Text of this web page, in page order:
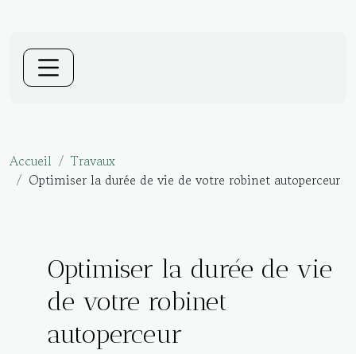
Accueil
Travaux
Optimiser la durée de vie de votre robinet autoperceur
Optimiser la durée de vie
de votre robinet
autoperceur